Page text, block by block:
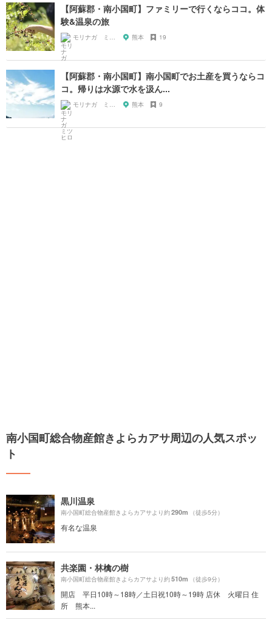
【阿蘇郡・南小国町】ファミリーで行くならココ。体
験&温泉の旅
モリナガ ミツヒロ 熊本 19
【阿蘇郡・南小国町】南小国町でお土産を買うならコ
コ。帰りは水源で水を汲ん...
モリナガ ミツヒロ 熊本 9
南小国町総合物産館きよらカアサ周辺の人気スポッ
ト
黒川温泉
南小国町総合物産館きよらカアサより約290m （徒歩5分）
有名な温泉
共楽園・林檎の樹
南小国町総合物産館きよらカアサより約510m （徒歩9分）
開店 平日10時～18時／土日祝10時～19時 店休 火曜日 住
所 熊本...